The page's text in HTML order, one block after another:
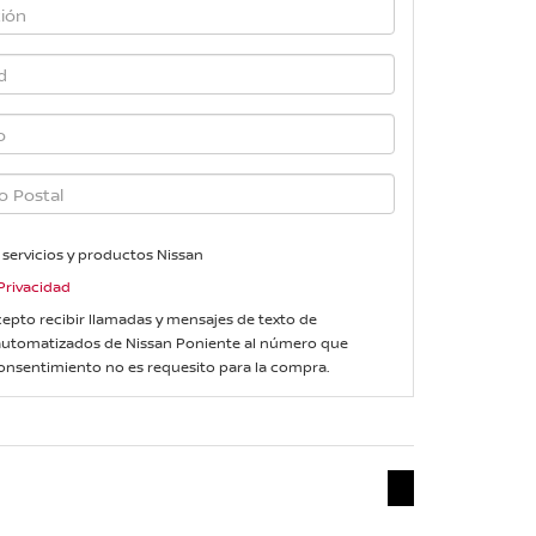
y productos Nissan
recibir llamadas y mensajes de texto de
de Nissan Poniente al número que
no es requesito para la compra.